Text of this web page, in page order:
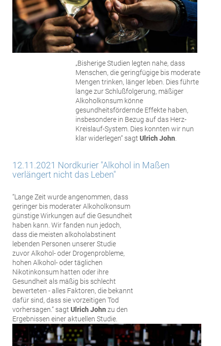
„Bisherige Studien legten nahe, dass
Menschen, die geringfügige bis moderate
Mengen trinken, länger leben. Dies führte
lange zur Schlußfolgerung, mäßiger
Alkoholkonsum könne
gesundheitsfördernde Effekte haben,
insbesondere in Bezug auf das Herz-
Kreislauf-System. Dies konnten wir nun
klar widerlegen“ sagt Ulrich John
12.11.2021 Nordkurier "Alkohol in Maßen
verlängert nicht das Leben"
“Lange Zeit wurde angenommen, dass
geringer bis moderater Alkoholkonsum
günstige Wirkungen auf die Gesundheit
haben kann. Wir fanden nun jedoch,
dass die meisten alkoholabstinent
lebenden Personen unserer Studie
zuvor Alkohol- oder Drogenprobleme,
hohen Alkohol- oder täglichen
Nikotinkonsum hatten oder ihre
Gesundheit als mäßig bis schlecht
bewerteten - alles Faktoren, die bekannt
dafür sind, dass sie vorzeitigen Tod
vorhersagen.“ sagt Ulrich John zu den
Ergebnissen einer aktuellen Studie.